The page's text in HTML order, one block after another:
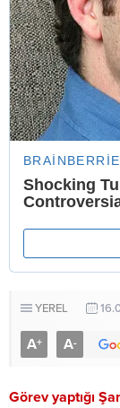
YEREL
A+ A-
Görev yaptığı